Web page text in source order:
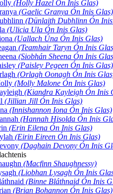
(Holly Hazel Ón Inis Glas)
(Gaelic Granya Ón Inis Glas)
(Dünlaith Dubhlinn Ón
(Ulicia Ula Ón Inis Glas)
(Uallach Úna Ón Inis Glas)
(Teamhair Taryn Ón Inis
(Siobhán Sheena Ón Inis
(Paisley Pegeen Ón Inis Glas)
(Orlagh Oonagh Ón Inis
(Molly Malone Ón Inis Glas)
(Kiandra Kayleigh Ón Inis
(Jillian Jill Ón Inis Glas)
(Innishannon Iona Ón Inis Glas)
(Hannah Hisolda Ón Inis
(Erin Eilena Ón Inis Glas)
(Eirin Eireen Ón Inis Glas)
(Daghain Devony Ón Inis
(Macfinn Shaughnessy)
(Liobhan Lysagh Ón Inis
(Binne Bláthnaid Ón Inis
(Brian Bohannon Ón Inis Glas)